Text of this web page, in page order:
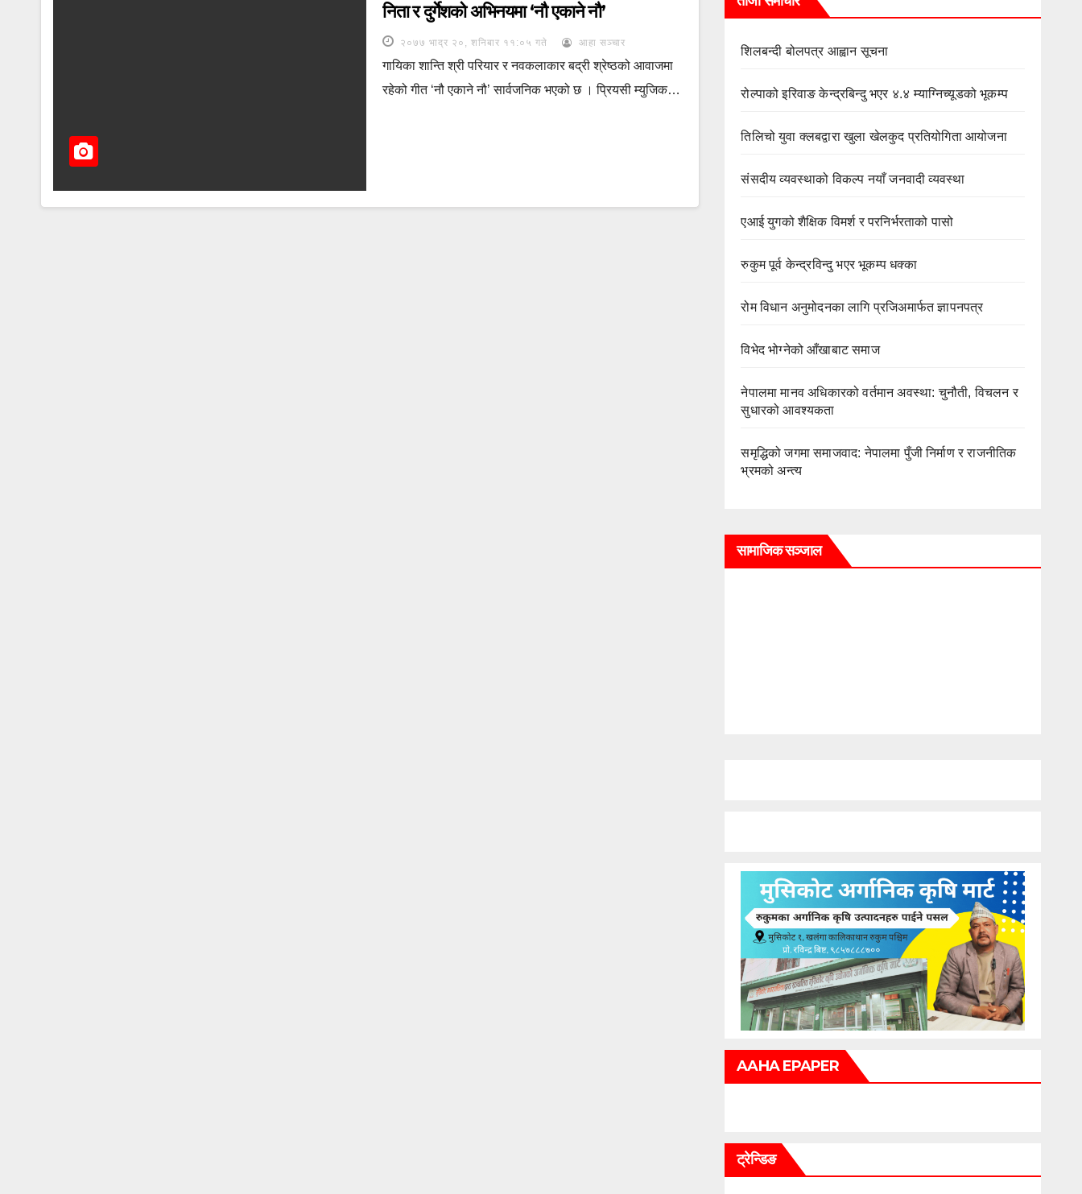
निता र दुर्गेशको अभिनयमा ‘नौ एकाने नौ’
२०७७ भाद्र २०, शनिबार ११:०५ गते आहा सञ्चार
गायिका शान्ति श्री परियार र नवकलाकार बद्री श्रेष्ठको आवाजमा
रहेको गीत ‘नौ एकाने नौ’ सार्वजनिक भएको छ । प्रियसी म्युजिक…
शिलबन्दी बोलपत्र आह्वान सूचना
रोल्पाको इरिवाङ केन्द्रबिन्दु भएर ४.४ म्याग्निच्यूडको भूकम्प
तिलिचो युवा क्लबद्वारा खुला खेलकुद प्रतियोगिता आयोजना
संसदीय व्यवस्थाको विकल्प नयाँ जनवादी व्यवस्था
एआई युगको शैक्षिक विमर्श र परनिर्भरताको पासो
रुकुम पूर्व केन्द्रविन्दु भएर भूकम्प धक्का
रोम विधान अनुमोदनका लागि प्रजिअमार्फत ज्ञापनपत्र
विभेद भोग्नेको आँखाबाट समाज
नेपालमा मानव अधिकारको वर्तमान अवस्था: चुनौती, विचलन र
सुधारको आवश्यकता
समृद्धिको जगमा समाजवाद: नेपालमा पुँजी निर्माण र राजनीतिक
भ्रमको अन्त्य
सामाजिक सञ्जाल
AAHA EPAPER
ट्रेन्डिङ